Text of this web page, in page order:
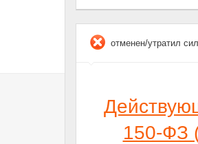
отменен/утратил
150-ФЗ